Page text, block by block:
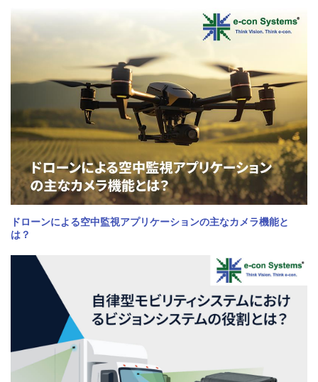
ドローンによる空中監視アプリケーションの主なカメラ機能と
は？